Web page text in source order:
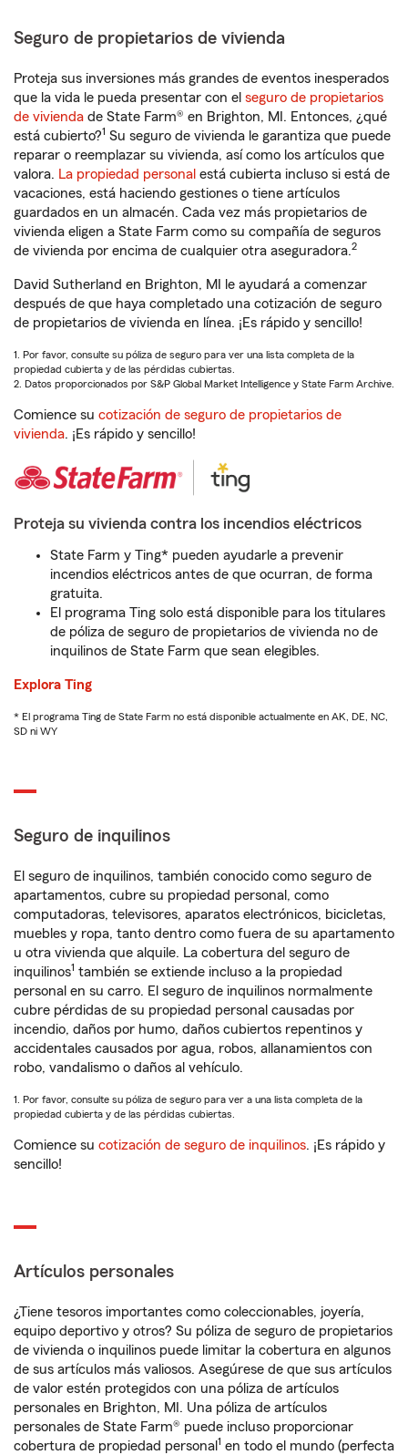
Seguro de propietarios de vivienda
Proteja sus inversiones más grandes de eventos inesperados
que la vida le pueda presentar con el seguro de propietarios
de vivienda de State Farm® en Brighton, MI. Entonces, ¿qué
está cubierto?1 Su seguro de vivienda le garantiza que puede
reparar o reemplazar su vivienda, así como los artículos que
valora. La propiedad personal está cubierta incluso si está de
vacaciones, está haciendo gestiones o tiene artículos
guardados en un almacén. Cada vez más propietarios de
vivienda eligen a State Farm como su compañía de seguros
de vivienda por encima de cualquier otra aseguradora.2
David Sutherland en Brighton, MI le ayudará a comenzar
después de que haya completado una cotización de seguro
de propietarios de vivienda en línea. ¡Es rápido y sencillo!
1. Por favor, consulte su póliza de seguro para ver una lista completa de la
propiedad cubierta y de las pérdidas cubiertas.
2. Datos proporcionados por S&P Global Market Intelligence y State Farm Archive.
Comience su cotización de seguro de propietarios de
vivienda. ¡Es rápido y sencillo!
Proteja su vivienda contra los incendios eléctricos
State Farm y Ting* pueden ayudarle a prevenir
incendios eléctricos antes de que ocurran, de forma
gratuita.
El programa Ting solo está disponible para los titulares
de póliza de seguro de propietarios de vivienda no de
inquilinos de State Farm que sean elegibles.
Explora Ting
* El programa Ting de State Farm no está disponible actualmente en AK, DE, NC,
SD ni WY
Seguro de inquilinos
El seguro de inquilinos, también conocido como seguro de
apartamentos, cubre su propiedad personal, como
computadoras, televisores, aparatos electrónicos, bicicletas,
muebles y ropa, tanto dentro como fuera de su apartamento
u otra vivienda que alquile. La cobertura del seguro de
inquilinos1 también se extiende incluso a la propiedad
personal en su carro. El seguro de inquilinos normalmente
cubre pérdidas de su propiedad personal causadas por
incendio, daños por humo, daños cubiertos repentinos y
accidentales causados por agua, robos, allanamientos con
robo, vandalismo o daños al vehículo.
1. Por favor, consulte su póliza de seguro para ver a una lista completa de la
propiedad cubierta y de las pérdidas cubiertas.
Comience su cotización de seguro de inquilinos. ¡Es rápido y
sencillo!
Artículos personales
¿Tiene tesoros importantes como coleccionables, joyería,
equipo deportivo y otros? Su póliza de seguro de propietarios
de vivienda o inquilinos puede limitar la cobertura en algunos
de sus artículos más valiosos. Asegúrese de que sus artículos
de valor estén protegidos con una póliza de artículos
personales en Brighton, MI. Una póliza de artículos
personales de State Farm® puede incluso proporcionar
cobertura de propiedad personal 1 en todo el mundo (perfecta